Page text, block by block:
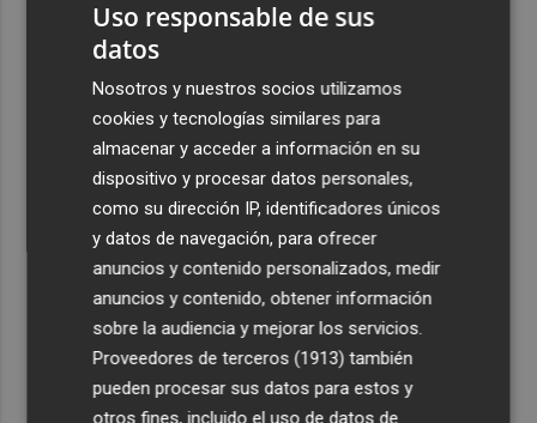
Uso responsable de sus
datos
Nosotros y nuestros socios utilizamos
cookies y tecnologías similares para
almacenar y acceder a información en su
dispositivo y procesar datos personales,
como su dirección IP, identificadores únicos
y datos de navegación, para ofrecer
anuncios y contenido personalizados, medir
anuncios y contenido, obtener información
sobre la audiencia y mejorar los servicios.
Proveedores de terceros (1913) también
pueden procesar sus datos para estos y
otros fines, incluido el uso de datos de